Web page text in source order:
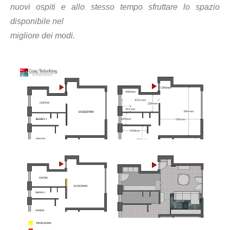
nuovi ospiti e allo stesso tempo sfruttare lo spazio
disponibile nel
migliore dei modi.